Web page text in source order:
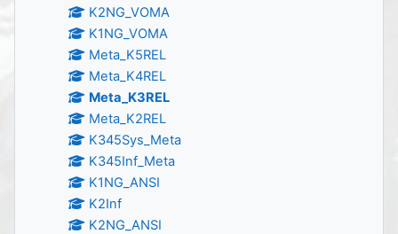
K2NG_VOMA
K1NG_VOMA
Meta_K5REL
Meta_K4REL
Meta_K3REL
Meta_K2REL
K345Sys_Meta
K345Inf_Meta
K1NG_ANSI
K2Inf
K2NG_ANSI